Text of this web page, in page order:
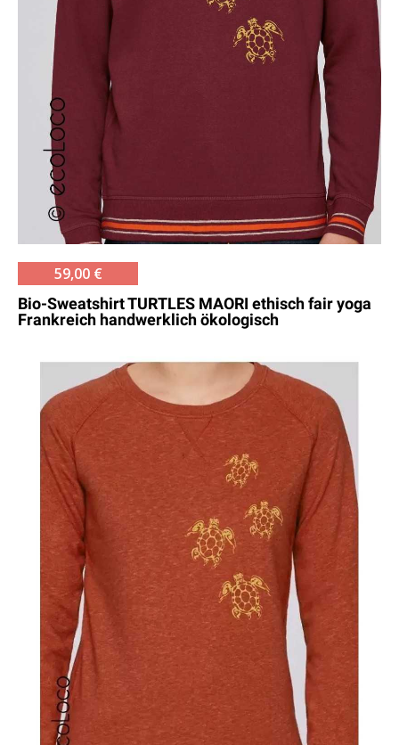
59,00 €
Bio-Sweatshirt TURTLES MAORI ethisch fair yoga
Frankreich handwerklich ökologisch